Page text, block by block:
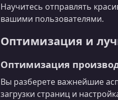
Научитесь отправлять
вашими пользователями.
Оптимизация и
Оптимизация
Вы разберете важнейшие
загрузки страниц и